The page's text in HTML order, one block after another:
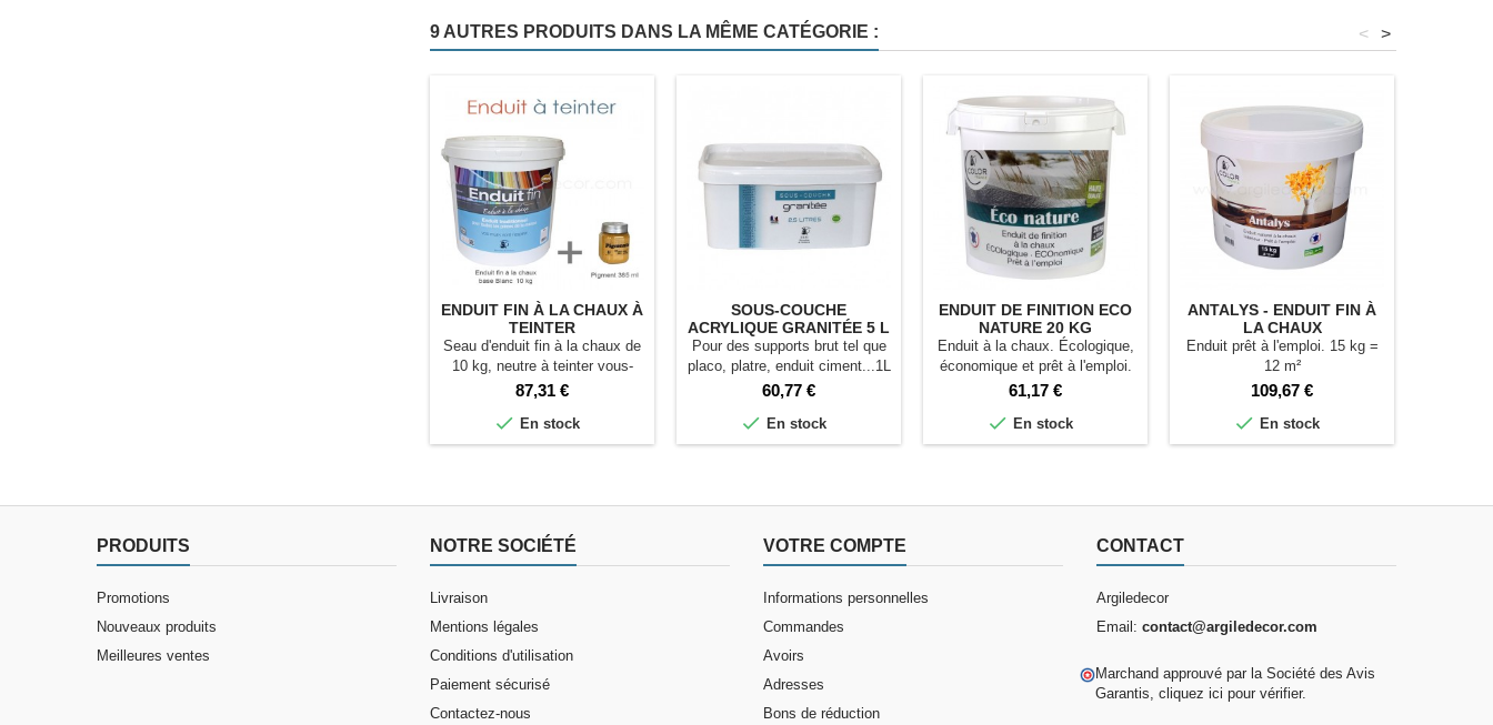
9 AUTRES PRODUITS DANS LA MÊME CATÉGORIE : >
<
ENDUIT FIN À LA CHAUX À
TEINTER
Seau d'enduit fin à la chaux de
10 kg, neutre à teinter vous-
même avec une dose de
pigments disponibles, voir ci-
dessous Pour 5 m²
Prix
87,31 €
 En stock
SOUS-COUCHE
ACRYLIQUE GRANITÉE 5 L
Pour des supports brut tel que
placo, platre, enduit ciment...1L
= 6m²
Prix
60,77 €
 En stock
ENDUIT DE FINITION ECO
NATURE 20 KG
Enduit à la chaux. Écologique,
économique et prêt à l'emploi.
20 Kg = 25 m².
Prix
61,17 €
 En stock
ANTALYS - ENDUIT FIN À
LA CHAUX
Enduit prêt à l'emploi. 15 kg =
12 m²
Prix
109,67 €
 En stock
PRODUITS
Promotions
Nouveaux produits
Meilleures ventes
NOTRE SOCIÉTÉ
Livraison
Mentions légales
Conditions d'utilisation
Paiement sécurisé
Contactez-nous
VOTRE COMPTE
Informations personnelles
Commandes
Avoirs
Adresses
Bons de réduction
CONTACT
Argiledecor
Email: contact@argiledecor.com
Marchand approuvé par la Société des Avis
Garantis, cliquez ici pour vérifier.